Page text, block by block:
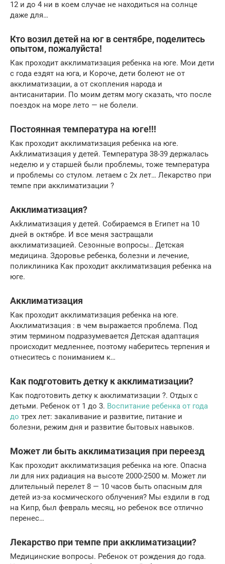
12 и до 4 ни в коем случае не находиться на солнце
даже для…
Кто возил детей на юг в сентябре, поделитесь
опытом, пожалуйста!
Как проходит акклиматизация ребенка на юге. Мои дети
с года ездят на юга, и Короче, дети болеют не от
акклиматизации, а от скопления народа и
антисанитарии. По моим детям могу сказать, что после
поездок на море лето — не болели.
Постоянная температура на юге!!!
Как проходит акклиматизация ребенка на юге.
Акkлиматизация у детей. Температура 38-39 держалась
неделю и у старшей были проблемы, тоже температура
и проблемы со стулом. летаем с 2х лет… Лекарство при
темпе при акклиматизации ?
Акклиматизация?
Акkлиматизация у детей. Собираемся в Египет на 10
дней в октябре. И все меня застращали
акклиматизацией. Сезонные вопросы.. Детская
медицина. Здоровье ребенка, болезни и лечение,
поликлиника Как проходит акклиматизация ребенка на
юге.
Акклиматизация
Как проходит акклиматизация ребенка на юге.
Акклиматизация : в чем выражается проблема. Под
этим термином подразумевается Детская адаптация
происходит медленнее, поэтому наберитесь терпения и
отнеситесь с пониманием к…
Как подготовить детку к акклиматизации?
Как подготовить детку к акклиматизации ?. Отдых с
детьми. Ребенок от 1 до 3. Воспитание ребенка от года
до трех лет: закаливание и развитие, питание и
болезни, режим дня и развитие бытовых навыков.
Может ли быть акклиматизация при переезд
Как проходит акклиматизация ребенка на юге. Опасна
ли для них радиация на высоте 2000-2500 м. Может ли
длительный перелет 8 — 10 часов быть опасным для
детей из-за космического облучения? Мы ездили в год
на Кипр, был февраль месяц, но ребенок все отлично
перенес…
Лекарство при темпе при акклиматизации?
Медицинские вопросы. Ребенок от рождения до года.